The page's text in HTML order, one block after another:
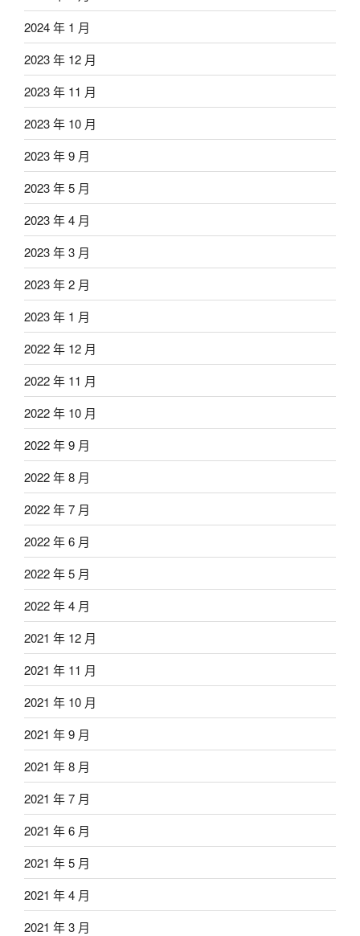
2024 年 1 月
2023 年 12 月
2023 年 11 月
2023 年 10 月
2023 年 9 月
2023 年 5 月
2023 年 4 月
2023 年 3 月
2023 年 2 月
2023 年 1 月
2022 年 12 月
2022 年 11 月
2022 年 10 月
2022 年 9 月
2022 年 8 月
2022 年 7 月
2022 年 6 月
2022 年 5 月
2022 年 4 月
2021 年 12 月
2021 年 11 月
2021 年 10 月
2021 年 9 月
2021 年 8 月
2021 年 7 月
2021 年 6 月
2021 年 5 月
2021 年 4 月
2021 年 3 月